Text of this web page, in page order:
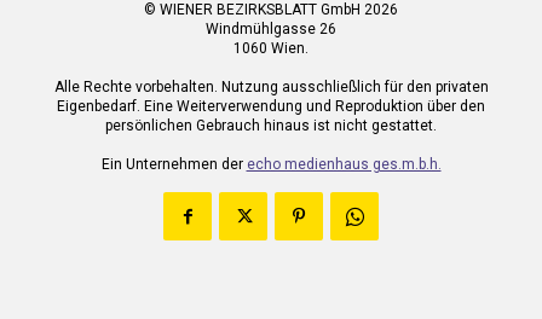
© WIENER BEZIRKSBLATT GmbH 2026
Windmühlgasse 26
1060 Wien.
Alle Rechte vorbehalten. Nutzung ausschließlich für den privaten
Eigenbedarf. Eine Weiterverwendung und Reproduktion über den
persönlichen Gebrauch hinaus ist nicht gestattet.
Ein Unternehmen der echo medienhaus ges.m.b.h.